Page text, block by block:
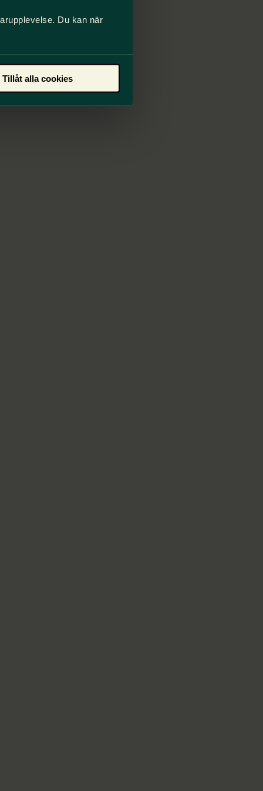
Du kan när
Tillåt alla cookies